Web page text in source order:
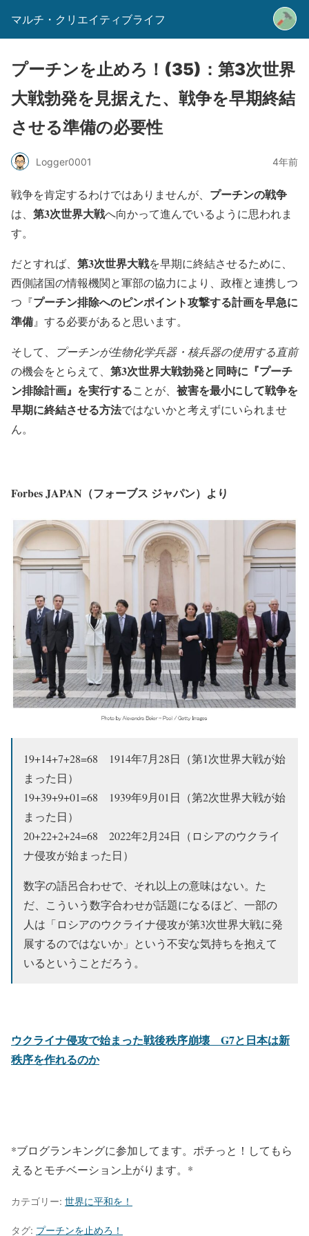
マルチ・クリエイティブライフ
プーチンを止めろ！(35)：第3次世界
大戦勃発を見据えた、戦争を早期終結
させる準備の必要性
Logger0001 4年前
戦争を肯定するわけではありませんが、 プーチンの戦争
は、 第3次世界大戦へ向かって進んでいるように思われま
す。
だとすれば、 第3次世界大戦を早期に終結させるために、
西側諸国の情報機関と軍部の協力により、政権と連携しつ
つ 『プーチン排除へのピンポイント攻撃する計画を早急に
準備』 する必要があると思います。
そして、
プーチンが生物化学兵器・核兵器の使用する直前
の機会をとらえて、 第3次世界大戦勃発と同時に『プーチ
ン排除計画』を実行することが、 被害を最小にして戦争を
早期に終結させる方法ではないかと考えずにいられませ
ん。
Forbes JAPAN（フォーブス ジャパン）より
19+14+7+28=68 1914年7月28日（第1次世界大戦が始
まった日）
19+39+9+01=68 1939年9月01日（第2次世界大戦が始
まった日）
20+22+2+24=68 2022年2月24日（ロシアのウクライ
ナ侵攻が始まった日）
数字の語呂合わせで、それ以上の意味はない。た
だ、こういう数字合わせが話題になるほど、一部の
人は「ロシアのウクライナ侵攻が第3次世界大戦に発
展するのではないか」という不安な気持ちを抱えて
いるということだろう。
ウクライナ侵攻で始まった戦後秩序崩壊 G7と日本は新
秩序を作れるのか
*ブログランキングに参加してます。ポチっと！してもら
えるとモチベーション上がります。*
カテゴリー: 世界に平和を！
タグ: プーチンを止めろ！